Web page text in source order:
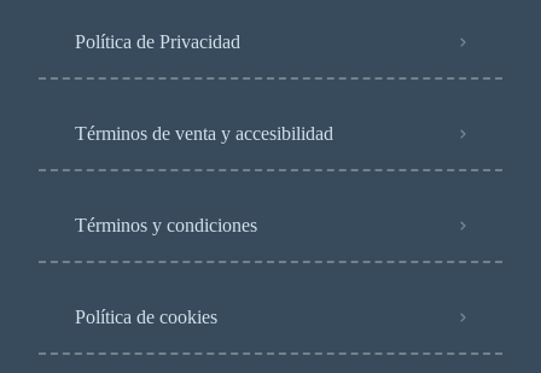
Política de Privacidad
Términos de venta y accesibilidad
Términos y condiciones
Política de cookies